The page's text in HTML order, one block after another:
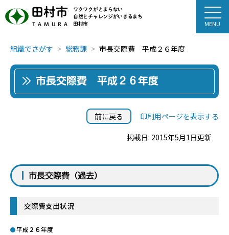
田村市
TAMURA
ワクワクがとまらない
自然とチャレンジがいきるまち
田村市
組織でさがす 総務課 市長交際費 平成２６年度
市長交際費 平成２６年度
前に戻る 印刷用ページを表示する
掲載日: 2015年5月1日更新
市長交際費（過去）
交際費支出状況
平成２６年度